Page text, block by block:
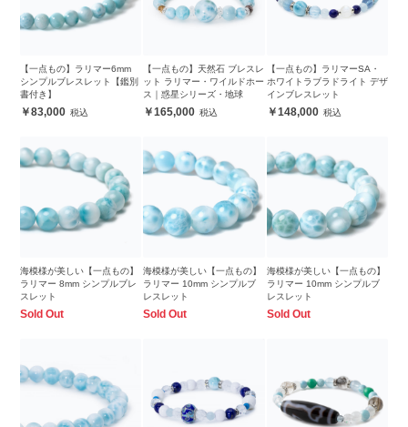
【一点もの】ラリマー6mm
シンプルブレスレット【鑑別
書付き】
83,000
【一点もの】天然石 ブレスレ
ット ラリマー・ワイルドホー
ス｜惑星シリーズ・地球
165,000
【一点もの】ラリマーSA・
ホワイトラブラドライト デザ
インブレスレット
148,000
海模様が美しい【一点もの】
ラリマー 8mm シンプルブレ
スレット
Sold Out
海模様が美しい【一点もの】
ラリマー 10mm シンプルブ
レスレット
Sold Out
海模様が美しい【一点もの】
ラリマー 10mm シンプルブ
レスレット
Sold Out